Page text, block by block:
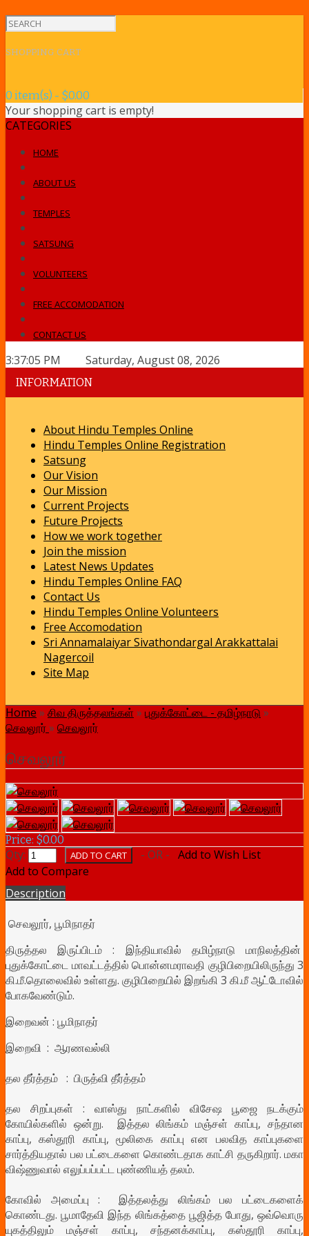
SHOPPING CART
0 item(s) - $0.00
Your shopping cart is empty!
CATEGORIES
HOME
ABOUT US
TEMPLES
SATSUNG
VOLUNTEERS
FREE ACCOMODATION
CONTACT US
3:37:05 PM Saturday, August 08, 2026
INFORMATION
About Hindu Temples Online
Hindu Temples Online Registration
Satsung
Our Vision
Our Mission
Current Projects
Future Projects
How we work together
Join the mission
Latest News Updates
Hindu Temples Online FAQ
Contact Us
Hindu Temples Online Volunteers
Free Accomodation
Sri Annamalaiyar Sivathondargal Arakkattalai
Nagercoil
Site Map
Home » சிவ திருத்தலங்கள் » புதுக்கோட்டை - தமிழ்நாடு »
செவலூர்» செவலூர்
செவலூர்
Price: $0.00
Qty: - OR - Add to Wish List
Add to Compare
Description
செவலூர், பூமிநாதர்
திருத்தல இருப்பிடம் : இந்தியாவில் தமிழ்நாடு மாநிலத்தின்
புதுக்கோட்டை மாவட்டத்தில் பொன்னமராவதி குழிபிறையிலிருந்து 3
கி.மீ.தொலைவில் உள்ளது. குழிபிறையில் இறங்கி 3 கி.மீ ஆட்டோவில்
போகவேண்டும்.
இறைவன் : பூமிநாதர்
இறைவி : ஆரணவல்லி
தல தீர்த்தம் : பிருத்வி தீர்த்தம்
தல சிறப்புகள் : வாஸ்து நாட்களில் விசேஷ பூஜை நடக்கும்
கோயில்களில் ஒன்று.
இத்தல லிங்கம் மஞ்சள் காப்பு, சந்தான
காப்பு, கஸ்தூரி காப்பு, மூலிகை காப்பு என பலவித காப்புகளை
சார்த்தியதால் பல பட்டைகளை கொண்டதாக காட்சி தருகிறார். மகா
விஷ்ணுவால் எலுப்பப்பட்ட புண்ணியத் தலம்.
கோவில் அமைப்பு : இத்தலத்து லிங்கம் பல பட்டைகளைக்
கொண்டது. பூமாதேவி இந்த லிங்கத்தை பூஜித்த போது, ஒவ்வொரு
யுகத்திலும் மஞ்சள் காப்பு, சந்தனக்காப்பு, கஸ்தூரி காப்பு,